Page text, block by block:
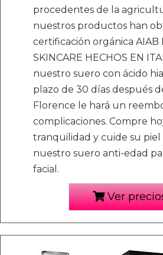
procedentes de la
nuestros productos han
certificación orgánica AIAB
SKINCARE HECHOS EN
nuestro suero con ácido
plazo de 30 días después
Florence le hará un
complicaciones. Compre
tranquilidad y cuide su
nuestro suero anti-edad
facial.
Ver